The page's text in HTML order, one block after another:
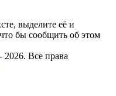
выделите её и
бы сообщить об этом
2026. Все права